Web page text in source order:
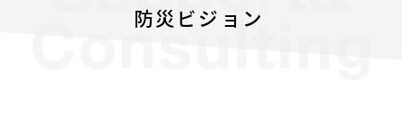
防災ビジョン